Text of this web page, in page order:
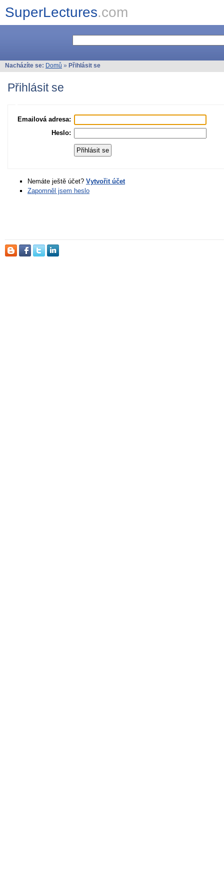
SuperLectures.com
Nacházíte se: Domů » Přihlásit se
Přihlásit se
Emailová adresa:
Heslo:
Nemáte ještě účet? Vytvořit účet
Zapomněl jsem heslo